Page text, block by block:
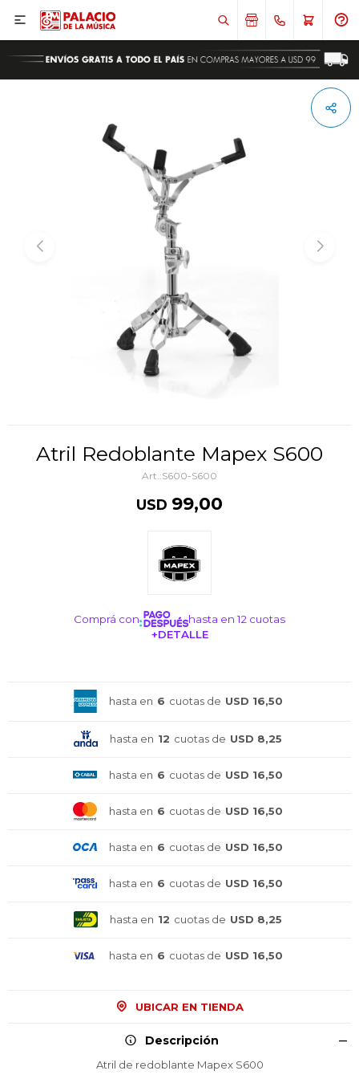

Atril Redoblante Mapex S600
S600-S600
USD 99,00
Comprá con
hasta en 12 cuotas
+DETALLE
hasta en 6 cuotas de USD 16,50
hasta en 12 cuotas de USD 8,25
hasta en 6 cuotas de USD 16,50
hasta en 6 cuotas de USD 16,50
hasta en 6 cuotas de USD 16,50
hasta en 6 cuotas de USD 16,50
hasta en 12 cuotas de USD 8,25
hasta en 6 cuotas de USD 16,50
UBICAR EN TIENDA
Descripción
Atril de redoblante Mapex S600
Comprá ahora y Pagá
Después, hasta en 12
¡Sumate a la forma más ágil de
12 cuotas * ¡Solo con tu cédula!
Verifica si estás calificado para comprar con
Pago Después:
Estás calificado para comprar usando Pago
Comprá ahora y Pagá
Después, hasta en 12
¡Sumate a la forma más ágil de
12 cuotas * ¡Solo con tu cédula!
Verifica si estás calificado para comprar con
Pago Después:
Estás calificado para comprar usando Pago
Comprá ahora y Pagá
Después, hasta en 12
¡Sumate a la forma más ágil de
12 cuotas * ¡Solo con tu cédula!
Verifica si estás calificado para comprar con
Pago Después:
Estás calificado para comprar usando Pago